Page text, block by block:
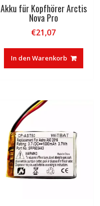
Akku für Kopfhörer Arctis
Nova Pro
€21,07
In den Warenkorb